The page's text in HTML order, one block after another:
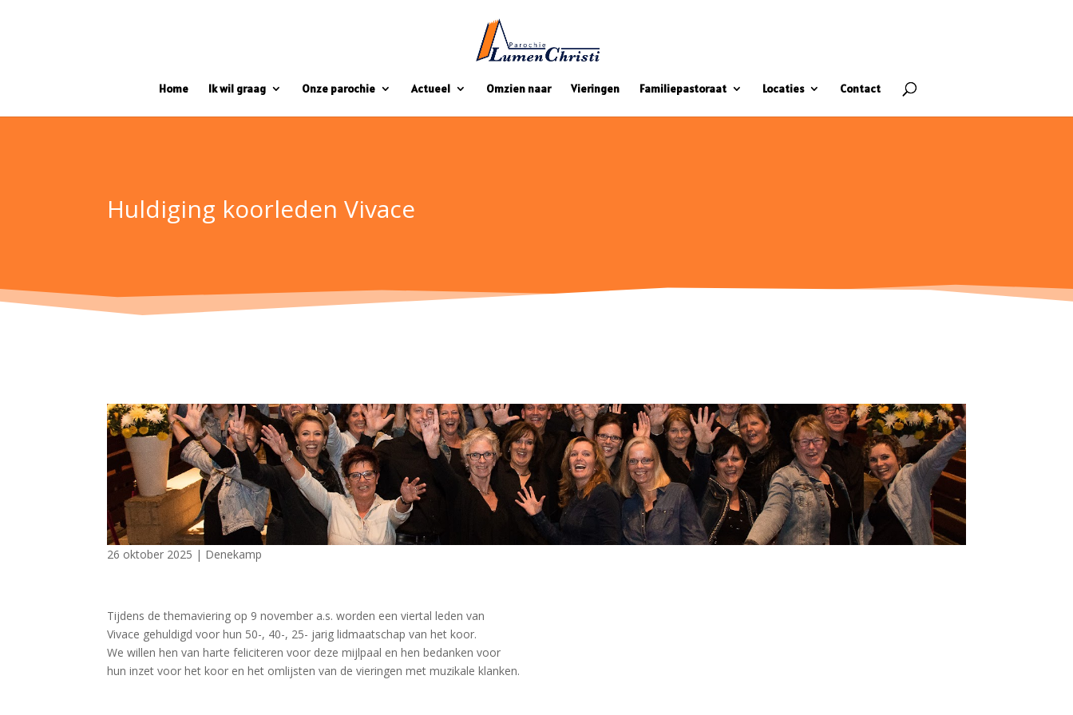
Home Ik wil graag Onze parochie Actueel Omzien naar Vieringen Familiepastoraat Locaties Contact
Huldiging koorleden Vivace
26 oktober 2025 | Denekamp
Tijdens de themaviering op 9 november a.s. worden een viertal leden van
Vivace gehuldigd voor hun 50-, 40-, 25- jarig lidmaatschap van het koor.
We willen hen van harte feliciteren voor deze mijlpaal en hen bedanken voor
hun inzet voor het koor en het omlijsten van de vieringen met muzikale klanken.